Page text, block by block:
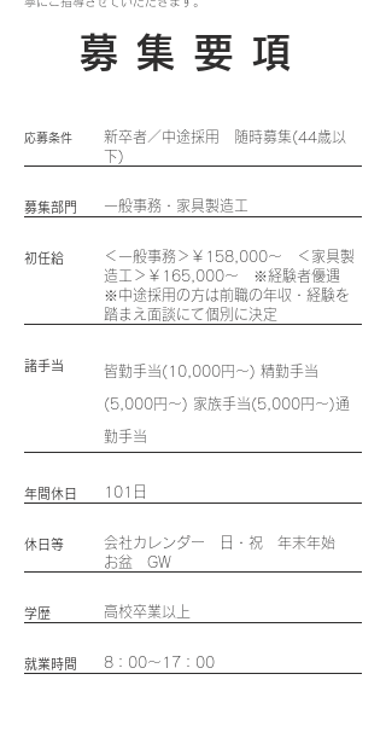
募集要項
応募条件
​新卒者／中途採用 随時募集(44歳以
下)
募集部門 ​一般事務・家具製造工
初任給
＜一般事務＞￥158,000〜 ＜家具製
造工＞￥165,000〜 ※経験者優遇
​※中途採用の方は前職の年収・経験を
踏まえ面談にて個別に決定
諸手当 皆勤手当(10,000円〜) 精勤手当
(5,000円〜) 家族手当(5,000円〜)通
勤手当
年間休日 101日
休日等
会社カレンダー 日・祝 年末年始
お盆 GW
学歴 高校卒業以上
就業時間 8：00〜17：00